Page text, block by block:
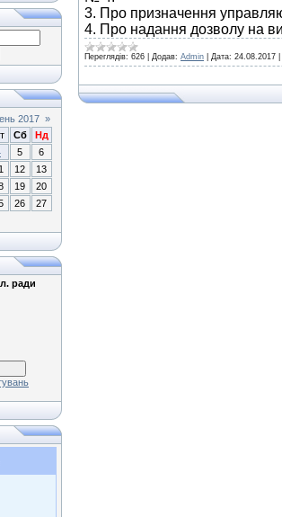
2017 »
Сб
Нд
5
6
12
13
19
20
26
27
ради
3. Про призначення
4. Про надання дозволу на
Переглядів: 626 Додав: Admin Дата: 24.08.2017